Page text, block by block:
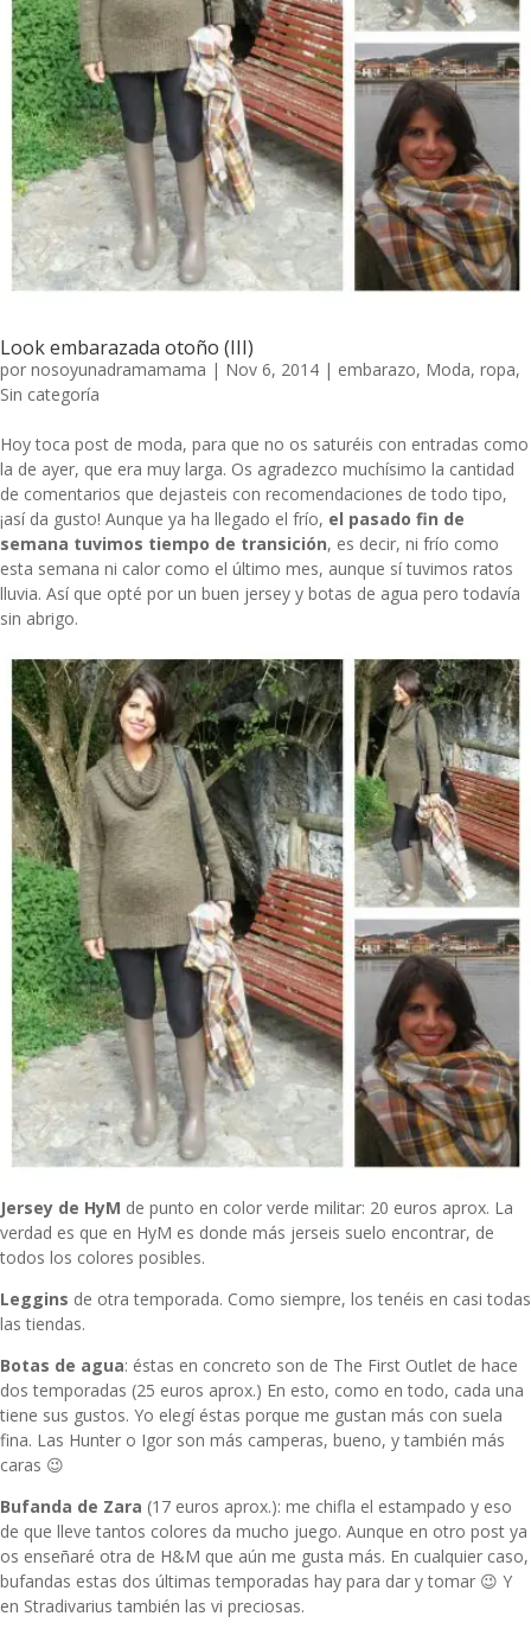
Look embarazada otoño (III)
por nosoyunadramamama | Nov 6, 2014 | embarazo, Moda, ropa,
Sin categoría
Hoy toca post de moda, para que no os saturéis con entradas como
la de ayer, que era muy larga. Os agradezco muchísimo la cantidad
de comentarios que dejasteis con recomendaciones de todo tipo,
¡así da gusto! Aunque ya ha llegado el frío, el pasado fin de
semana tuvimos tiempo de transición, es decir, ni frío como
esta semana ni calor como el último mes, aunque sí tuvimos ratos
lluvia. Así que opté por un buen jersey y botas de agua pero todavía
sin abrigo.
Jersey de HyM de punto en color verde militar: 20 euros aprox. La
verdad es que en HyM es donde más jerseis suelo encontrar, de
todos los colores posibles.
Leggins de otra temporada. Como siempre, los tenéis en casi todas
las tiendas.
Botas de agua: éstas en concreto son de The First Outlet de hace
dos temporadas (25 euros aprox.) En esto, como en todo, cada una
tiene sus gustos. Yo elegí éstas porque me gustan más con suela
fina. Las Hunter o Igor son más camperas, bueno, y también más
caras 😉
Bufanda de Zara (17 euros aprox.): me chifla el estampado y eso
de que lleve tantos colores da mucho juego. Aunque en otro post ya
os enseñaré otra de H&M que aún me gusta más. En cualquier caso,
bufandas estas dos últimas temporadas hay para dar y tomar 😉 Y
en Stradivarius también las vi preciosas.